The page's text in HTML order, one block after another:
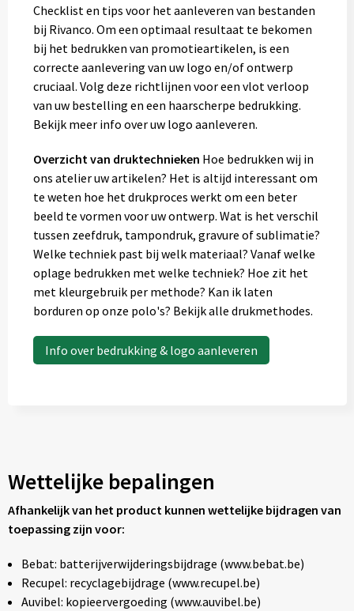
Checklist en tips voor het aanleveren van bestanden
bij Rivanco. Om een optimaal resultaat te bekomen
bij het bedrukken van promotieartikelen, is een
correcte aanlevering van uw logo en/of ontwerp
cruciaal. Volg deze richtlijnen voor een vlot verloop
van uw bestelling en een haarscherpe bedrukking.
Bekijk meer info over uw logo aanleveren.
Overzicht van druktechnieken Hoe bedrukken wij in
ons atelier uw artikelen? Het is altijd interessant om
te weten hoe het drukproces werkt om een beter
beeld te vormen voor uw ontwerp. Wat is het verschil
tussen zeefdruk, tampondruk, gravure of sublimatie?
Welke techniek past bij welk materiaal? Vanaf welke
oplage bedrukken met welke techniek? Hoe zit het
met kleurgebruik per methode? Kan ik laten
borduren op onze polo's? Bekijk alle drukmethodes.
Info over bedrukking & logo aanleveren
Wettelijke bepalingen
Afhankelijk van het product kunnen wettelijke bijdragen van
toepassing zijn voor:
Bebat: batterijverwijderingsbijdrage (www.bebat.be)
Recupel: recyclagebijdrage (www.recupel.be)
Auvibel: kopieervergoeding (www.auvibel.be)